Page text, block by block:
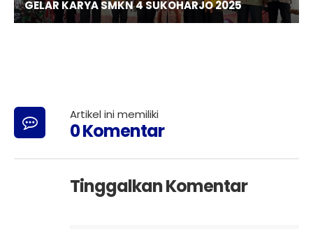
GELAR KARYA SMKN 4 SUKOHARJO 2025
Artikel ini memiliki
0 Komentar
Tinggalkan Komentar